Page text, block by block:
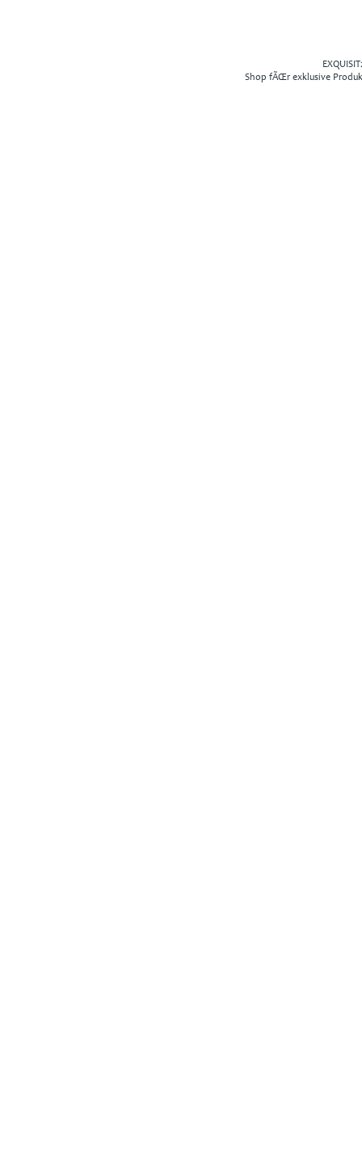
Shop fÃŒr exklusive